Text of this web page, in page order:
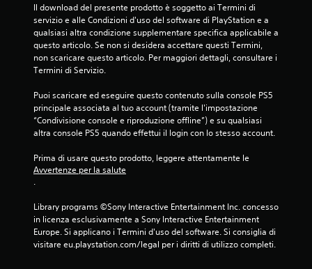
Il download del presente prodotto è soggetto ai Termini di
servizio e alle Condizioni d'uso del software di PlayStation e a
qualsiasi altra condizione supplementare specifica applicabile a
questo articolo. Se non si desidera accettare questi Termini,
non scaricare questo articolo. Per maggiori dettagli, consultare i
Termini di Servizio.
Puoi scaricare ed eseguire questo contenuto sulla console PS5
principale associata al tuo account (tramite l'impostazione
“Condivisione console e riproduzione offline”) e su qualsiasi
altra console PS5 quando effettui il login con lo stesso account.
Prima di usare questo prodotto, leggere attentamente le
Avvertenze per la salute
.
Library programs ©Sony Interactive Entertainment Inc. concesso
in licenza esclusivamente a Sony Interactive Entertainment
Europe. Si applicano i Termini d'uso del software. Si consiglia di
visitare eu.playstation.com/legal per i diritti di utilizzo completi.